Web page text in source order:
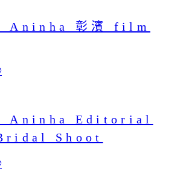
Aninha 彰濱 film
] Aninha Editorial
Shoot